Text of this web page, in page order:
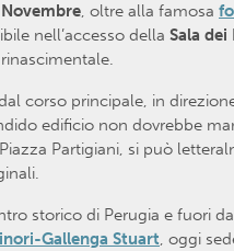
, oltre alla famosa
nell’accesso della Sala dei
corso principale, in
edificio non dovrebbe
Partigiani, si può
storico di Perugia e fuori
Gallenga Stuart, oggi